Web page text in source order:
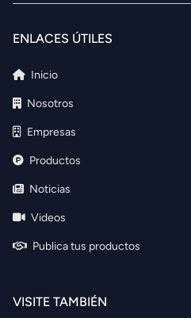
ENLACES ÚTILES
Inicio
Nosotros
Empresas
Productos
Noticias
Videos
Publica tus productos
VISITE TAMBIÉN